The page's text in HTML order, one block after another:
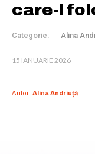
care-l
Categorie: Alina
15 IANUARIE 2026
Autor: Alina Andriuță